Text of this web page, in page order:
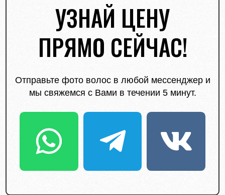
УЗНАЙ ЦЕНУ
ПРЯМО СЕЙЧАС!
Отправьте фото волос в любой мессенджер и
мы свяжемся с Вами в течении 5 минут.